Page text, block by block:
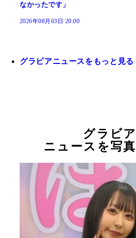
なかったです」
2026年08月03日 20:00
グラビアニュースをもっと見る
グラビア
ニュースを写